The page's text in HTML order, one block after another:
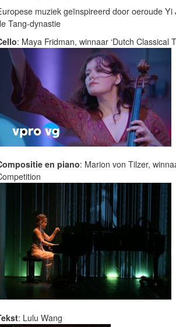
muziek geïnspireerd door oeroude
Tang-dynastie
: Maya Fridman, winnaar ‘Dutch Classical
en piano: Marion von Tilzer,
: Lulu Wang